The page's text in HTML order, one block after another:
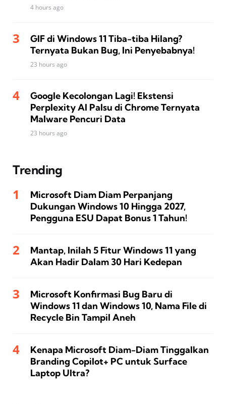
4 hours ago
GIF di Windows 11 Tiba-tiba Hilang?
Ternyata Bukan Bug, Ini Penyebabnya!
23 hours ago
Google Kecolongan Lagi! Ekstensi
Perplexity AI Palsu di Chrome Ternyata
Malware Pencuri Data
23 hours ago
Trending
Microsoft Diam Diam Perpanjang
Dukungan Windows 10 Hingga 2027,
Pengguna ESU Dapat Bonus 1 Tahun!
Mantap, Inilah 5 Fitur Windows 11 yang
Akan Hadir Dalam 30 Hari Kedepan
Microsoft Konfirmasi Bug Baru di
Windows 11 dan Windows 10, Nama File di
Recycle Bin Tampil Aneh
Kenapa Microsoft Diam-Diam Tinggalkan
Branding Copilot+ PC untuk Surface
Laptop Ultra?